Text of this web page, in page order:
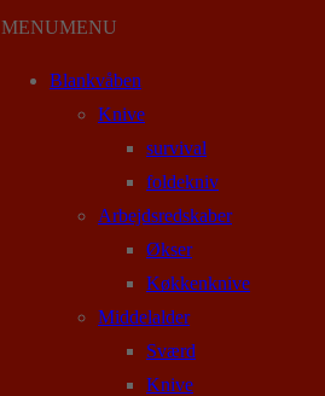
MENUMENU
Blankvåben
Knive
survival
foldekniv
Arbejdsredskaber
Økser
Køkkenknive
Middelalder
Sværd
Knive